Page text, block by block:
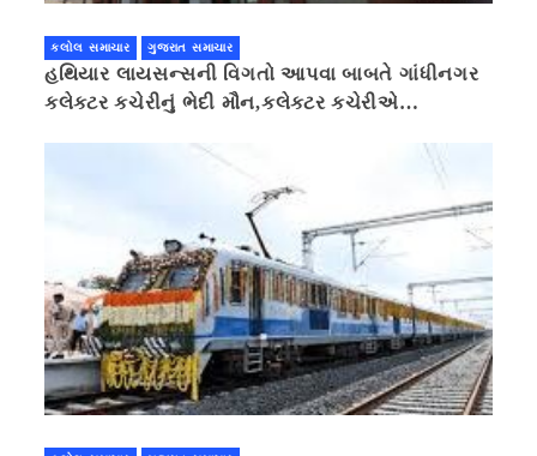
કલોલ સમાચાર ગુજરાત સમાચાર
હથિયાર લાયસન્સની વિગતો આપવા બાબતે ગાંધીનગર
કલેક્ટર કચેરીનું ભેદી મૌન,કલેક્ટર કચેરીએ